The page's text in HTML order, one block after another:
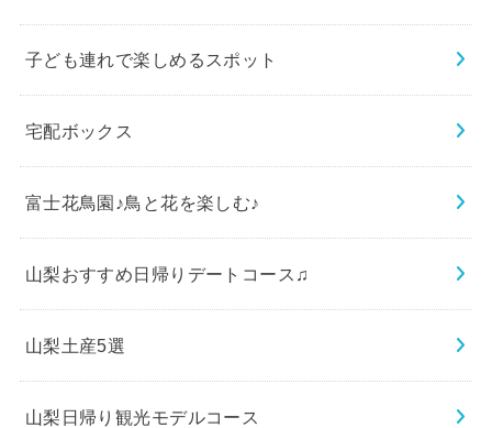
子ども連れで楽しめるスポット
宅配ボックス
富士花鳥園♪鳥と花を楽しむ♪
山梨おすすめ日帰りデートコース♫
山梨土産5選
山梨日帰り観光モデルコース